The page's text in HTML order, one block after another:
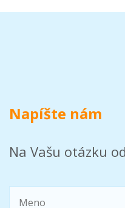
Napíšte nám
Na Vašu otázku